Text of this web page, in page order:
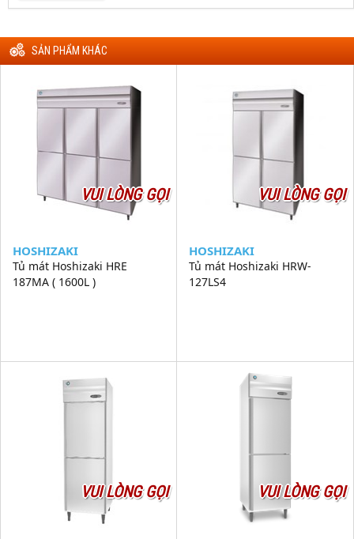
SẢN PHẨM KHÁC
VUI LÒNG GỌI
HOSHIZAKI
Tủ mát Hoshizaki HRE
187MA ( 1600L )
VUI LÒNG GỌI
HOSHIZAKI
Tủ mát Hoshizaki HRW-
127LS4
VUI LÒNG GỌI VUI LÒNG GỌI